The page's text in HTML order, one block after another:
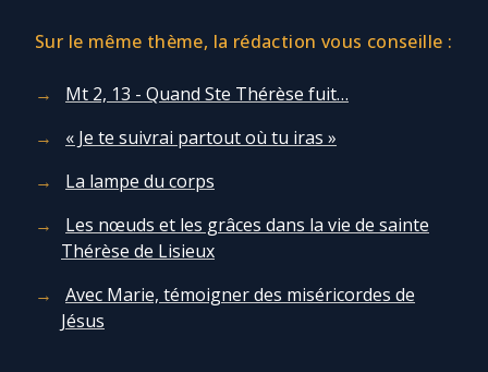
Sur le même thème, la rédaction vous conseille :
Mt 2, 13 - Quand Ste Thérèse fuit…
« Je te suivrai partout où tu iras »
La lampe du corps
Les nœuds et les grâces dans la vie de sainte
Thérèse de Lisieux
Avec Marie, témoigner des miséricordes de
Jésus